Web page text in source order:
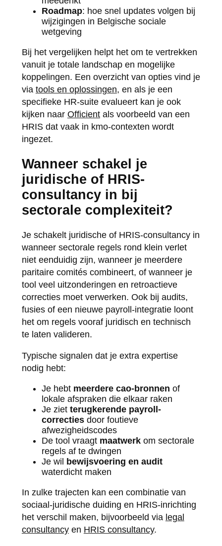
Roadmap: hoe snel updates volgen bij
wijzigingen in Belgische sociale
wetgeving
Bij het vergelijken helpt het om te vertrekken
vanuit je totale landschap en mogelijke
koppelingen. Een overzicht van opties vind je
via tools en oplossingen, en als je een
specifieke HR-suite evalueert kan je ook
kijken naar Officientals voorbeeld van een
HRIS dat vaak in kmo-contexten wordt
ingezet.
Wanneer schakel je
juridische of HRIS-
consultancy in bij
sectorale complexiteit?
Je schakelt juridische of HRIS-consultancy in
wanneer sectorale regels rond klein verlet
niet eenduidig zijn, wanneer je meerdere
paritaire comités combineert, of wanneer je
tool veel uitzonderingen en retroactieve
correcties moet verwerken. Ook bij audits,
fusies of een nieuwe payroll-integratie loont
het om regels vooraf juridisch en technisch
te laten valideren.
Typische signalen dat je extra expertise
nodig hebt:
Je hebt meerdere cao-bronnen of
lokale afspraken die elkaar raken
Je ziet terugkerende payroll-
correctiesdoor foutieve
afwezigheidscodes
De tool vraagt maatwerkom sectorale
regels af te dwingen
Je wil bewijsvoering en audit
waterdicht maken
In zulke trajecten kan een combinatie van
sociaal-juridische duiding en HRIS-inrichting
het verschil maken, bijvoorbeeld via legal
consultancyen HRIS consultancy.